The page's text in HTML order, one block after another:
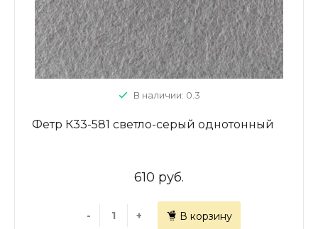
В наличии: 0.3
Фетр К33-581 светло-серый однотонный
610 руб.
- + В корзину